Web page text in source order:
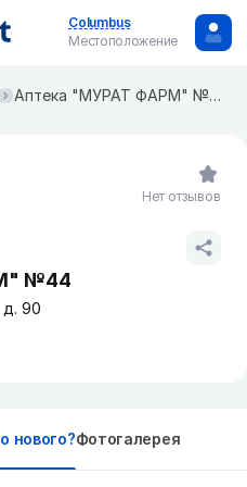
Columbus
Местоположение
Аптека "МУРАТ ФАРМ" №44
№44
90
Нет отзывов
нового?Фотогалерея